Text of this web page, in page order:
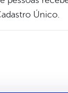
Único.